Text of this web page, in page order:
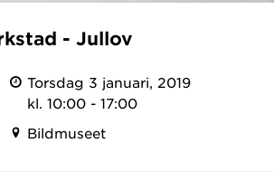
- Jullov
Torsdag 3 januari, 2019
kl. 10:00 - 17:00
Bildmuseet